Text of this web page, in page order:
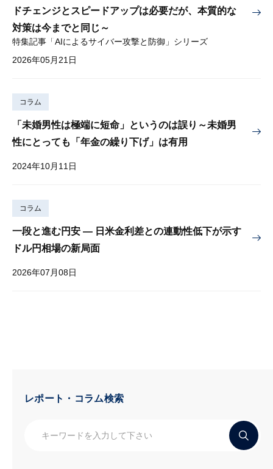
ドチェンジとスピードアップは必要だが、本質的な
対策は今までと同じ～
特集記事「AIによるサイバー攻撃と防御」シリーズ
2026年05月21日
コラム
「未婚男性は極端に短命」というのは誤り～未婚男
性にとっても「年金の繰り下げ」は有用
2024年10月11日
コラム
一段と進む円安 — 日米金利差との連動性低下が示す
ドル円相場の新局面
2026年07月08日
レポート・コラム検索